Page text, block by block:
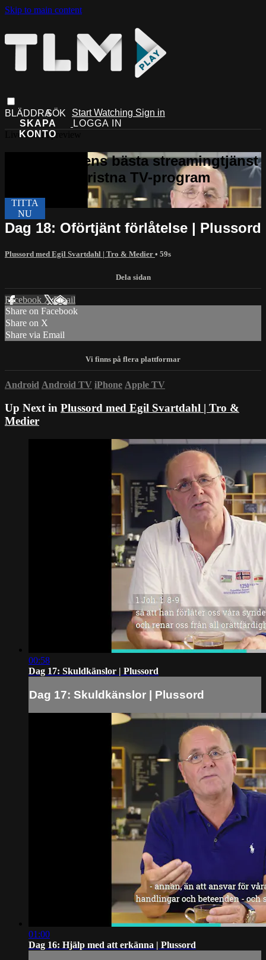
Skip to main content
Start Watching Sign in
Live stream preview
Dag 18: Oförtjänt förlåtelse | Plussord
Plussord med Egil Svartdahl | Tro & Medier • 59s
Facebook XEmail
Share on Facebook
Share on X
Share via Email
Android Android TV iPhone Apple TV
Up Next in Plussord med Egil Svartdahl | Tro &
Medier
00:58
Dag 17: Skuldkänslor | Plussord
Dag 17: Skuldkänslor | Plussord
01:00
Dag 16: Hjälp med att erkänna | Plussord